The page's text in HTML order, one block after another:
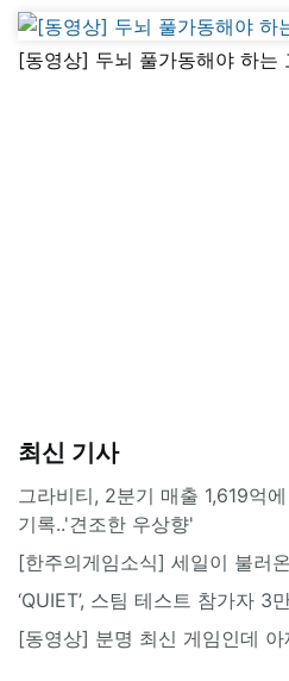
[동영상] 두뇌 풀가동해야 하는
최신 기사
그라비티, 2분기 매출 1,619억
기록..'견조한 우상향'
[한주의게임소식] 세일이 불러
‘QUIET’, 스팀 테스트 참가자 3
[동영상] 분명 최신 게임인데